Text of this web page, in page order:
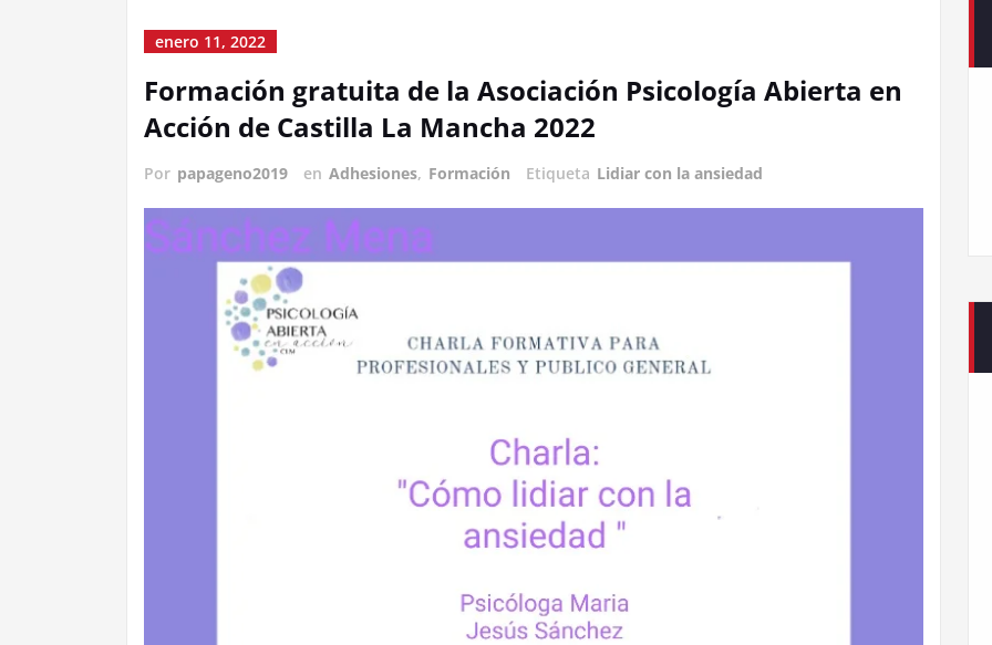
enero 11, 2022
Formación gratuita de la Asociación Psicología Abierta en
Acción de Castilla La Mancha 2022
Por papageno2019 en Adhesiones, Formación Etiqueta Lidiar con la ansiedad